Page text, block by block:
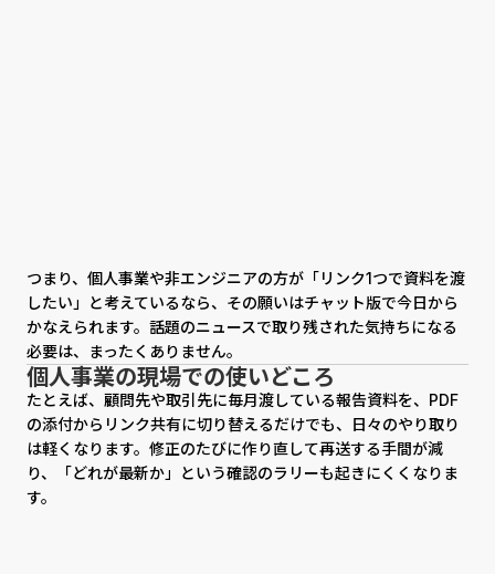
つまり、個人事業や非エンジニアの方が「リンク1つで資料を渡
したい」と考えているなら、その願いはチャット版で今日から
かなえられます。話題のニュースで取り残された気持ちになる
必要は、まったくありません。
個人事業の現場での使いどころ
たとえば、顧問先や取引先に毎月渡している報告資料を、PDF
の添付からリンク共有に切り替えるだけでも、日々のやり取り
は軽くなります。修正のたびに作り直して再送する手間が減
り、「どれが最新か」という確認のラリーも起きにくくなりま
す。